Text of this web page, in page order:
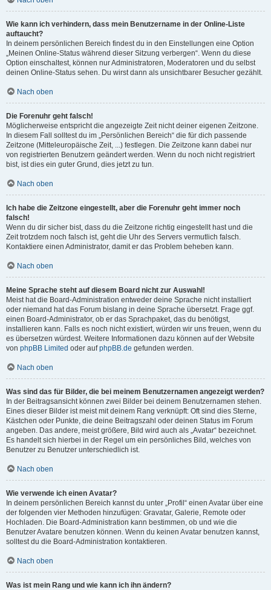
Wie kann ich verhindern, dass mein Benutzername in der Online-Liste
auftaucht?
In deinem persönlichen Bereich findest du in den Einstellungen eine Option
„Meinen Online-Status während dieser Sitzung verbergen“. Wenn du diese
Option einschaltest, können nur Administratoren, Moderatoren und du selbst
deinen Online-Status sehen. Du wirst dann als unsichtbarer Besucher gezählt.
Nach oben
Die Forenuhr geht falsch!
Möglicherweise entspricht die angezeigte Zeit nicht deiner eigenen Zeitzone.
In diesem Fall solltest du im „Persönlichen Bereich“ die für dich passende
Zeitzone (Mitteleuropäische Zeit, ...) festlegen. Die Zeitzone kann dabei nur
von registrierten Benutzern geändert werden. Wenn du noch nicht registriert
bist, ist dies ein guter Grund, dies jetzt zu tun.
Nach oben
Ich habe die Zeitzone eingestellt, aber die Forenuhr geht immer noch
falsch!
Wenn du dir sicher bist, dass du die Zeitzone richtig eingestellt hast und die
Zeit trotzdem noch falsch ist, geht die Uhr des Servers vermutlich falsch.
Kontaktiere einen Administrator, damit er das Problem beheben kann.
Nach oben
Meine Sprache steht auf diesem Board nicht zur Auswahl!
Meist hat die Board-Administration entweder deine Sprache nicht installiert
oder niemand hat das Forum bislang in deine Sprache übersetzt. Frage ggf.
einen Board-Administrator, ob er das Sprachpaket, das du benötigst,
installieren kann. Falls es noch nicht existiert, würden wir uns freuen, wenn du
es übersetzen würdest. Weitere Informationen dazu können auf der Website
von phpBB Limited oder aufphpBB.de gefunden werden.
Nach oben
Was sind das für Bilder, die bei meinem Benutzernamen angezeigt werden?
In der Beitragsansicht können zwei Bilder bei deinem Benutzernamen stehen.
Eines dieser Bilder ist meist mit deinem Rang verknüpft: Oft sind dies Sterne,
Kästchen oder Punkte, die deine Beitragszahl oder deinen Status im Forum
angeben. Das andere, meist größere, Bild wird auch als „Avatar“ bezeichnet.
Es handelt sich hierbei in der Regel um ein persönliches Bild, welches von
Benutzer zu Benutzer unterschiedlich ist.
Nach oben
Wie verwende ich einen Avatar?
In deinem persönlichen Bereich kannst du unter „Profil“ einen Avatar über eine
der folgenden vier Methoden hinzufügen: Gravatar, Galerie, Remote oder
Hochladen. Die Board-Administration kann bestimmen, ob und wie die
Benutzer Avatare benutzen können. Wenn du keinen Avatar benutzen kannst,
solltest du die Board-Administration kontaktieren.
Nach oben
Was ist mein Rang und wie kann ich ihn ändern?